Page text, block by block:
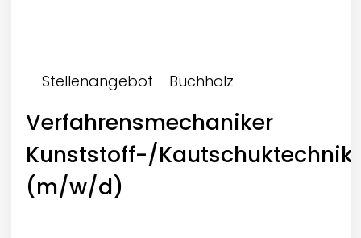
Stellenangebot Buchholz
Verfahrensmechaniker
Kunststoff-/Kautschuktechnik
(m/w/d)